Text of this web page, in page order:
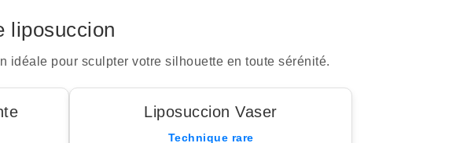
liposuccion
idéale pour sculpter votre silhouette en toute sérénité.
Liposuccion Vaser
Technique rare